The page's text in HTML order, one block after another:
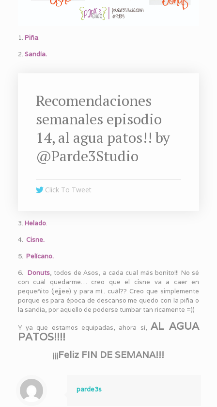
1. Piña.
2. Sandía.
Recomendaciones
semanales episodio
14, al agua patos!! by
@Parde3Studio
Click To Tweet
3. Helado.
4. Cisne.
5. Pelícano.
6. Donuts, todos de Asos, a cada cual más bonito!!! No sé
con cuál quedarme… creo que el cisne va a caer en
pequeñito (jejjee) y para mí.. cuál?? Creo que simplemente
porque es para época de descanso me quedo con la piña o
la sandía, por aquello de poderse tumbar tan ricamente =))
Y ya que estamos equipadas, ahora sí, AL AGUA
PATOS!!!!
¡¡¡Feliz FIN DE SEMANA!!!
parde3s